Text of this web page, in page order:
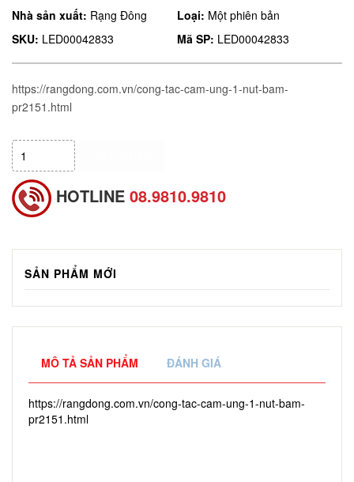
Nhà sản xuất: Rạng Đông Loại: Một phiên bản
SKU: LED00042833 Mã SP: LED00042833
https://rangdong.com.vn/cong-tac-cam-ung-1-nut-bam-
pr2151.html
HOTLINE 08.9810.9810
SẢN PHẨM MỚI
MÔ TẢ SẢN PHẨM ĐÁNH GIÁ
https://rangdong.com.vn/cong-tac-cam-ung-1-nut-bam-
pr2151.html